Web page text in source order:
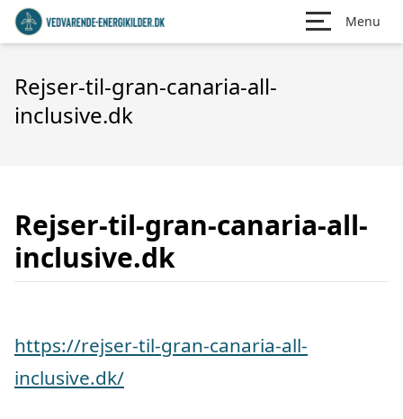
Menu
Rejser-til-gran-canaria-all-
inclusive.dk
Rejser-til-gran-canaria-all-
inclusive.dk
https://rejser-til-gran-canaria-all-
inclusive.dk/